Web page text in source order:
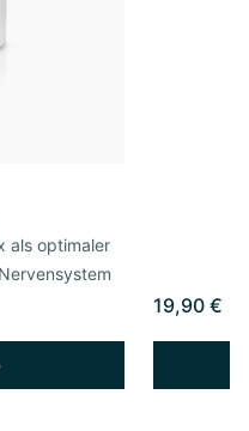
als optimaler
19,90 €